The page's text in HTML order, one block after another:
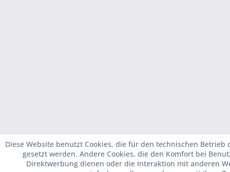
Diese Website benutzt Cookies, die für den technischen
gesetzt werden. Andere Cookies, die den Komfort bei
Direktwerbung dienen oder die Interaktion mit anderen